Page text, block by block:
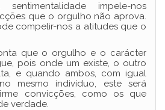
impele-nos
que o orgulho não aprova.
compelir-nos a atitudes que o
que o orgulho e o carácter
pois onde um existe, o outro
e quando ambos, com igual
mesmo indivíduo, este será
convicções, como os que
verdade.